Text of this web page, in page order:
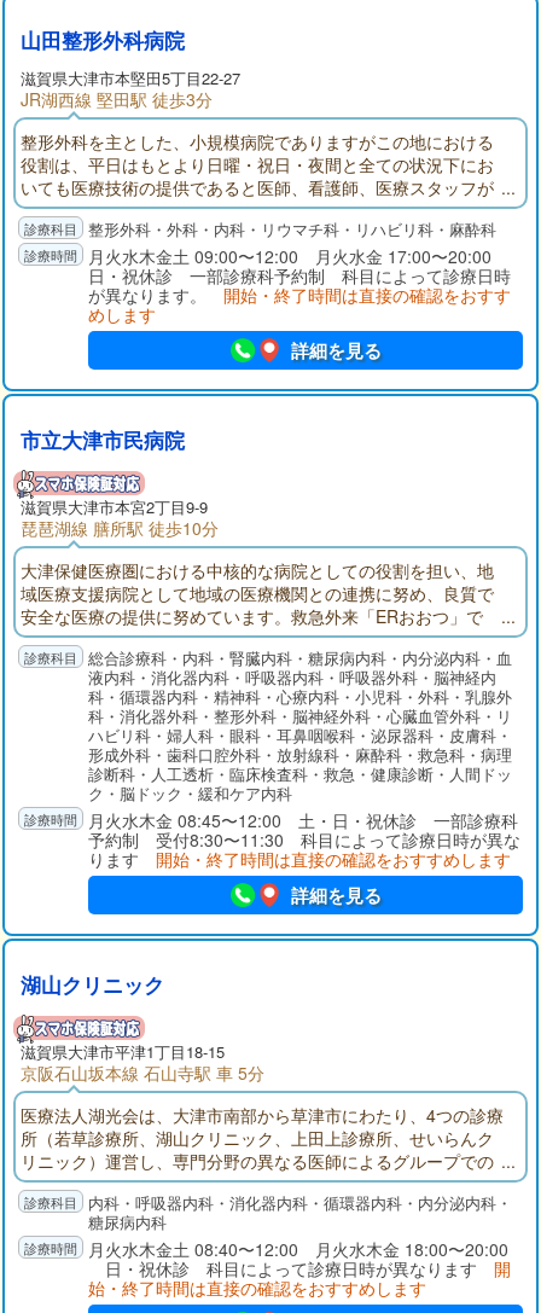
山田整形外科病院
滋賀県大津市本堅田5丁目22-27
JR湖西線 堅田駅 徒歩3分
整形外科を主とした、小規模病院でありますがこの地における
役割は、平日はもとより日曜・祝日・夜間と全ての状況下にお
いても医療技術の提供であると医師、看護師、医療スタッフが
一つのチームとなってお応えしています。
整形外科・外科・内科・リウマチ科・リハビリ科・麻酔科
月火水木金土 09:00〜12:00 月火水金 17:00〜20:00
日・祝休診 一部診療科予約制 科目によって診療日時
が異なります。 開始・終了時間は直接の確認をおすす
めします
詳細を見る
市立大津市民病院
滋賀県大津市本宮2丁目9-9
琵琶湖線 膳所駅 徒歩10分
大津保健医療圏における中核的な病院としての役割を担い、地
域医療支援病院として地域の医療機関との連携に努め、良質で
安全な医療の提供に努めています。救急外来「ERおおつ」で
は、24時間365日「とまらない救急」を掲げ、救急専門医を中心
に他科医師やICUと速やかに連携しています。健診センターでは
各種検診や予防接種を行うとともに、早期発見から内視鏡およ
び外科的手術治療、化学療法、放射線治療そして緩和ケアにい
たるまで、シームレスで集学的ながん診療を提供しています。
総合診療科・内科・腎臓内科・糖尿病内科・内分泌内科・血
液内科・消化器内科・呼吸器内科・呼吸器外科・脳神経内
科・循環器内科・精神科・心療内科・小児科・外科・乳腺外
科・消化器外科・整形外科・脳神経外科・心臓血管外科・リ
ハビリ科・婦人科・眼科・耳鼻咽喉科・泌尿器科・皮膚科・
形成外科・歯科口腔外科・放射線科・麻酔科・救急科・病理
診断科・人工透析・臨床検査科・救急・健康診断・人間ドッ
ク・脳ドック・緩和ケア内科
月火水木金 08:45〜12:00 土・日・祝休診 一部診療科
予約制 受付8:30〜11:30 科目によって診療日時が異な
ります 開始・終了時間は直接の確認をおすすめします
詳細を見る
湖山クリニック
滋賀県大津市平津1丁目18-15
京阪石山坂本線 石山寺駅 車 5分
医療法人湖光会は、大津市南部から草津市にわたり、4つの診療
所（若草診療所、湖山クリニック、上田上診療所、せいらんク
リニック）運営し、専門分野の異なる医師によるグループでの
診療を行っております。当院では、消化器内科、呼吸器内科、
循環器内科、糖尿病、代謝・内分泌内科それぞれの専門医によ
る診療体制を整え、質の高い医療の提供を目指しています。
内科・呼吸器内科・消化器内科・循環器内科・内分泌内科・
糖尿病内科
月火水木金土 08:40〜12:00 月火水木金 18:00〜20:00
日・祝休診 科目によって診療日時が異なります 開
始・終了時間は直接の確認をおすすめします